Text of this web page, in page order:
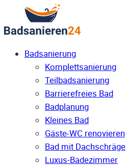
Badsanierung
Komplettsanierung
Teilbadsanierung
Barrierefreies Bad
Badplanung
Kleines Bad
Gäste-WC renovieren
Bad mit Dachschräge
Luxus-Badezimmer